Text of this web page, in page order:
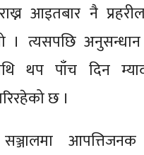
आइतबार नै
। त्यसपछि
थप पाँच दिन
छ ।
आपत्तिजनक